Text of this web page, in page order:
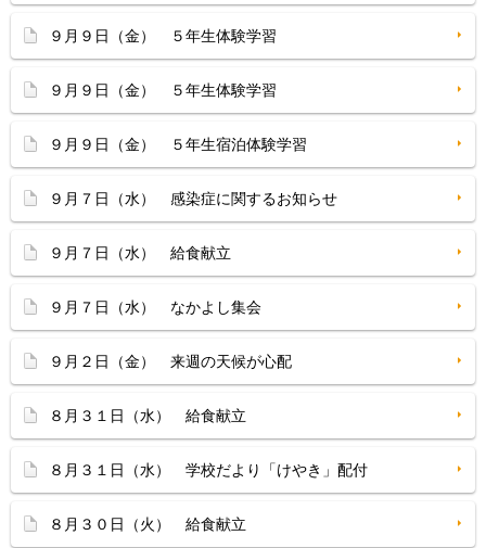
９月９日（金） ５年生体験学習
９月９日（金） ５年生体験学習
９月９日（金） ５年生宿泊体験学習
９月７日（水） 感染症に関するお知らせ
９月７日（水） 給食献立
９月７日（水） なかよし集会
９月２日（金） 来週の天候が心配
８月３１日（水） 給食献立
８月３１日（水） 学校だより「けやき」配付
８月３０日（火） 給食献立